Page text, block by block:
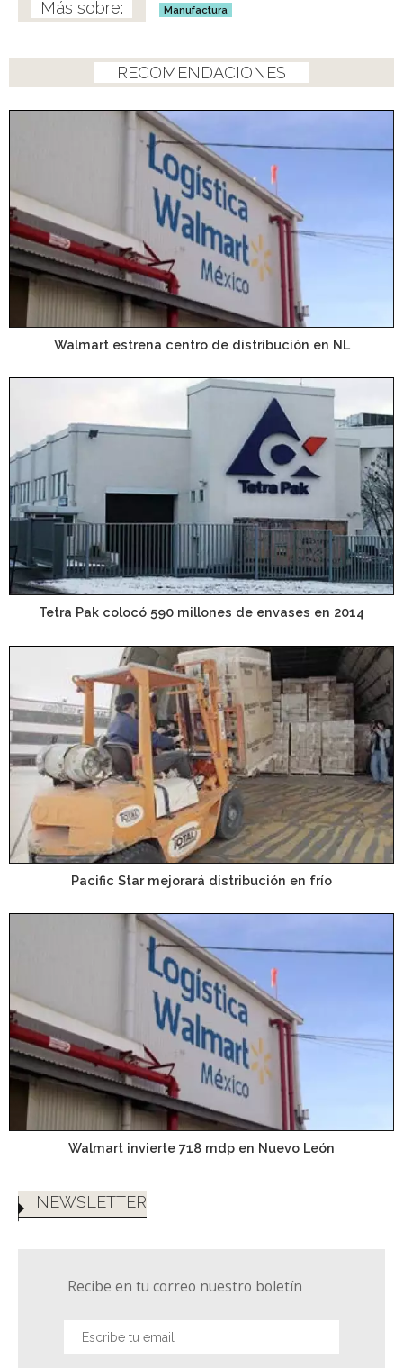
Manufactura
RECOMENDACIONES
Walmart estrena centro de distribución en NL
Tetra Pak colocó 590 millones de envases en 2014
Pacific Star mejorará distribución en frío
Walmart invierte 718 mdp en Nuevo León
NEWSLETTER
Recibe en tu correo nuestro boletín